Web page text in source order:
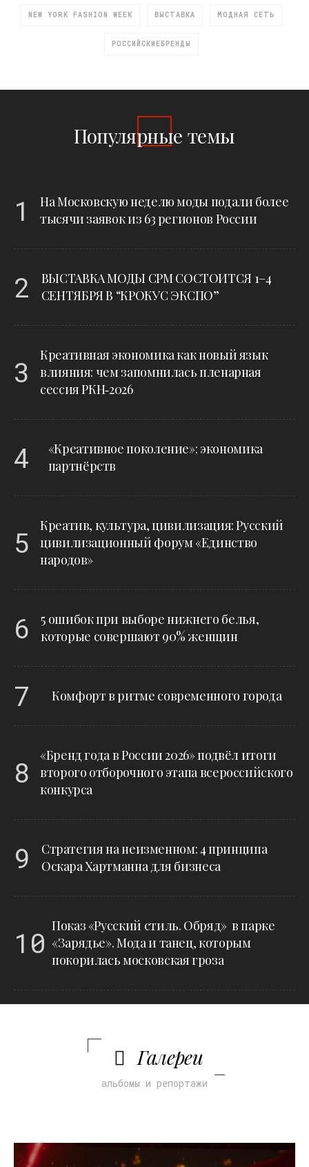
NEW YORK FASHION WEEK ВЫСТАВКА МОДНАЯ СЕТЬ
РОССИЙСКИЕБРЕНДЫ
Популярные темы
1
На Московскую неделю моды подали более
тысячи заявок из 63 регионов России
2
ВЫСТАВКА МОДЫ CPM СОСТОИТСЯ 1–4
СЕНТЯБРЯ В “КРОКУС ЭКСПО”
3
Креативная экономика как новый язык
влияния: чем запомнилась пленарная
сессия РКН‑2026
4
«Креативное поколение»: экономика
партнёрств
5
Креатив, культура, цивилизация: Русский
цивилизационный форум «Единство
народов»
6
5 ошибок при выборе нижнего белья,
которые совершают 90% женщин
7 Комфорт в ритме современного города
8
«Бренд года в России 2026» подвёл итоги
второго отборочного этапа всероссийского
конкурса
9
Стратегия на неизменном: 4 принципа
Оскара Хартманна для бизнеса
10 Показ «Русский стиль. Обряд» в парке
«Зарядье». Мода и танец, которым
покорилась московская гроза
Галереи
альбомы и репортажи